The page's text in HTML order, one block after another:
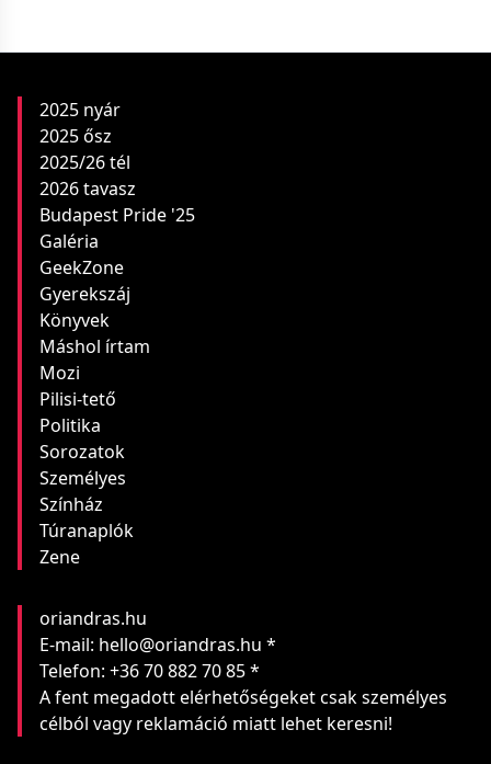
2025 nyár
2025 ősz
2025/26 tél
2026 tavasz
Budapest Pride '25
Galéria
GeekZone
Gyerekszáj
Könyvek
Máshol írtam
Mozi
Pilisi-tető
Politika
Sorozatok
Személyes
Színház
Túranaplók
Zene
oriandras.hu
E-mail: hello@oriandras.hu *
Telefon: +36 70 882 70 85 *
A fent megadott elérhetőségeket csak személyes
célból vagy reklamáció miatt lehet keresni!